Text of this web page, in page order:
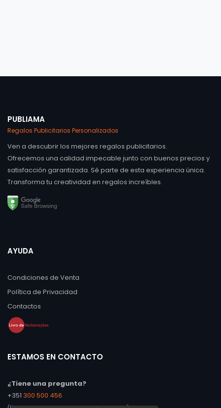
PUBLIAMA
Regalos Publicitarios Personalizados
Ven a descubrir los mejores regalos publicitarios.
Ofrecemos una calidad impecable junto con buenos precios y
satisfacción garantizada. Sé parte de esta experiencia única.
Transforma tu creatividad en regalos increíbles.
AYUDA
Condiciones de Venta
Política de Privacidad
Contactos
ESTAMOS EN CONTACTO
¿Tiene una pregunta?
+351 300 500 456